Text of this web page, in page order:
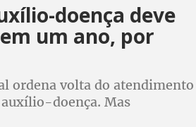
doença deve
um ano, por
ordena volta do atendimento
doença. Mas